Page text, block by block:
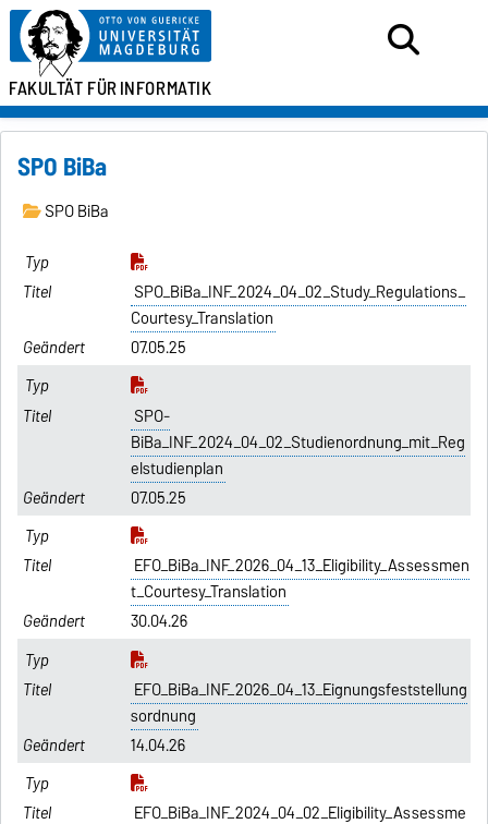
FAKULTÄT FÜRINFORMATIK
SPO BiBa
SPO BiBa
SPO_BiBa_INF_2024_04_02_Study_Regulations_
Courtesy_Translation
07.05.25
SPO-
BiBa_INF_2024_04_02_Studienordnung_mit_Reg
elstudienplan
07.05.25
EFO_BiBa_INF_2026_04_13_Eligibility_Assessmen
t_Courtesy_Translation
30.04.26
EFO_BiBa_INF_2026_04_13_Eignungsfeststellung
sordnung
14.04.26
EFO_BiBa_INF_2024_04_02_Eligibility_Assessme